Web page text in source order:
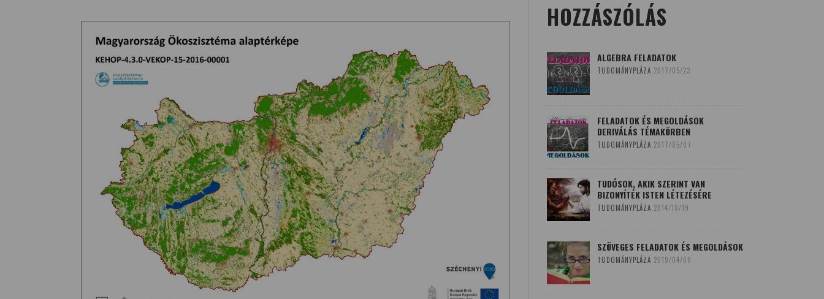
HOZZÁSZÓLÁS
ALGEBRA FELADATOK
TUDOMÁNYPLÁZA 2017/05/23
FELADATOK ÉS MEGOLDÁSOK
DERIVÁLÁS TÉMAKÖRBEN
TUDOMÁNYPLÁZA 2017/05/07
TUDÓSOK, AKIK SZERINT VAN
BIZONYÍTÉK ISTEN LÉTEZÉSÉRE
TUDOMÁNYPLÁZA 2014/10/19
SZÖVEGES FELADATOK ÉS MEGOLDÁSOK
TUDOMÁNYPLÁZA 2019/04/09